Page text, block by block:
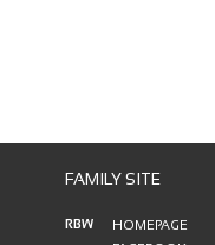
FAMILY SITE
RBW
HOMEPAGE